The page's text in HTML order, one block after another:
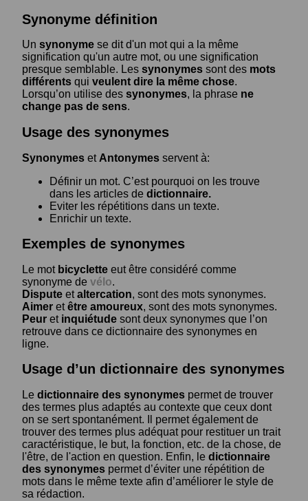
Synonyme définition
Un synonyme se dit d'un mot qui a la même
signification qu'un autre mot, ou une signification
presque semblable. Les synonymes sont des mots
différents qui veulent dire la même chose.
Lorsqu’on utilise des synonymes, la phrase ne
change pas de sens.
Usage des synonymes
Synonymes et Antonymes servent à:
Définir un mot. C’est pourquoi on les trouve
dans les articles de dictionnaire.
Eviter les répétitions dans un texte.
Enrichir un texte.
Exemples de synonymes
Le mot bicyclette eut être considéré comme
synonyme de vélo.
Dispute etaltercation, sont des mots synonymes.
Aimer etêtre amoureux, sont des mots synonymes.
Peur et inquiétude sont deux synonymes que l’on
retrouve dans ce dictionnaire des synonymes en
ligne.
Usage d’un dictionnaire des synonymes
Le dictionnaire des synonymes permet de trouver
des termes plus adaptés au contexte que ceux dont
on se sert spontanément. Il permet également de
trouver des termes plus adéquat pour restituer un trait
caractéristique, le but, la fonction, etc. de la chose, de
l'être, de l'action en question. Enfin, le dictionnaire
des synonymes permet d’éviter une répétition de
mots dans le même texte afin d’améliorer le style de
sa rédaction.